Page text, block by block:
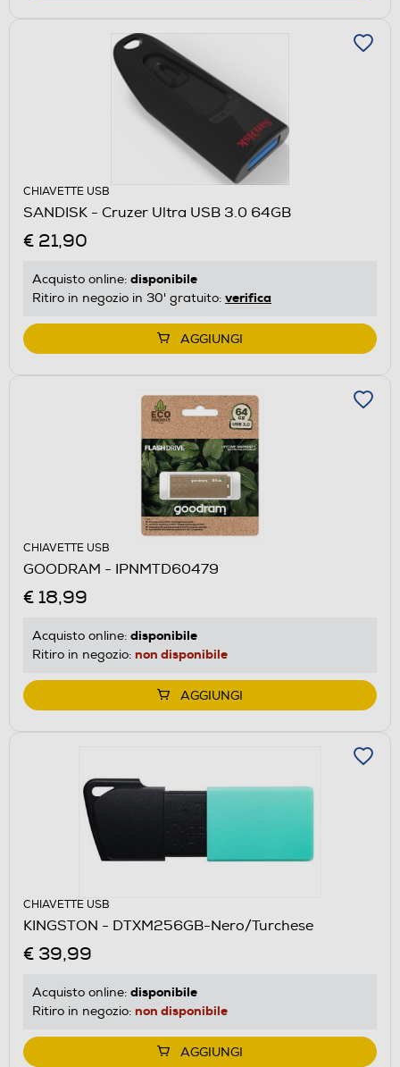
CHIAVETTE USB
SANDISK - Cruzer Ultra USB 3.0 64GB
€ 21,90
Acquisto online: disponibile
Ritiro in negozio in 30' gratuito: verifica
AGGIUNGI
CHIAVETTE USB
GOODRAM - IPNMTD60479
€ 18,99
Acquisto online: disponibile
Ritiro in negozio: non disponibile
AGGIUNGI
CHIAVETTE USB
KINGSTON - DTXM256GB-Nero/Turchese
€ 39,99
Acquisto online: disponibile
Ritiro in negozio: non disponibile
AGGIUNGI